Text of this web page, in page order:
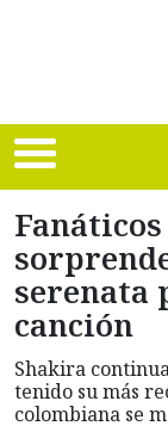
serenata
canción
Shakira
tenido su más
colombiana se